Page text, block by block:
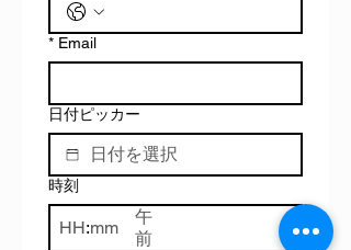
* Email
日付ピッカー
時刻
:
午
前